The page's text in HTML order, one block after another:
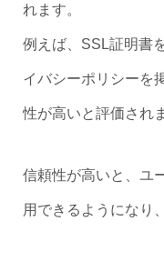
れます。
例えば、SSL証明書
イバシーポリシーを
性が高いと評価され
信頼性が高いと、ユ
用できるようになり